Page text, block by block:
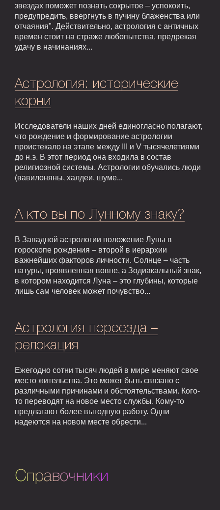
звездах поможет познать сокрытое – успокоить,
предупредить, ввергнуть в пучину блаженства или
отчаяния". Действительно, астрология с античных
времен стоит на страже любопытства, предрекая
удачу в начинаниях...
Астрология: исторические
корни
Исследователи наших дней единогласно полагают,
что рождение и формирование астрологии
проистекало на этапе между III и V тысячелетиями
до н.э. В этот период она входила в состав
религиозной системы. Астрологии обучались люди
(вавилоняны, халдеи, шуме...
А кто вы по Лунному знаку?
В Западной астрологии положение Луны в
гороскопе рождения – второй в иерархии
важнейших факторов личности. Солнце – часть
натуры, проявленная вовне, а Зодиакальный знак,
в котором находится Луна – это глубины, которые
лишь сам человек может почувство...
Астрология переезда –
релокация
Ежегодно сотни тысяч людей в мире меняют свое
место жительства. Это может быть связано с
различными причинами и обстоятельствами. Кого-
то переводят на новое место службы. Кому-то
предлагают более выгодную работу. Одни
надеются на новом месте обрести...
Справочники